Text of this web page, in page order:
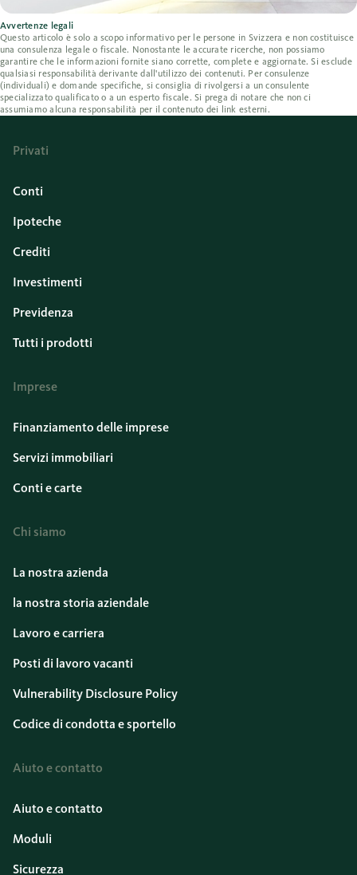
Avvertenze legali
Questo articolo è solo a scopo informativo per le persone in Svizzera e non costituisce
una consulenza legale o fiscale. Nonostante le accurate ricerche, non possiamo
garantire che le informazioni fornite siano corrette, complete e aggiornate. Si esclude
qualsiasi responsabilità derivante dall'utilizzo dei contenuti. Per consulenze
(individuali) e domande specifiche, si consiglia di rivolgersi a un consulente
specializzato qualificato o a un esperto fiscale. Si prega di notare che non ci
assumiamo alcuna responsabilità per il contenuto dei link esterni.
Privati
Conti
Ipoteche
Crediti
Investimenti
Previdenza
Tutti i prodotti
Imprese
Finanziamento delle imprese
Servizi immobiliari
Conti e carte
Chi siamo
La nostra azienda
la nostra storia aziendale
Lavoro e carriera
Posti di lavoro vacanti
Vulnerability Disclosure Policy
Codice di condotta e sportello
Aiuto e contatto
Aiuto e contatto
Moduli
Sicurezza